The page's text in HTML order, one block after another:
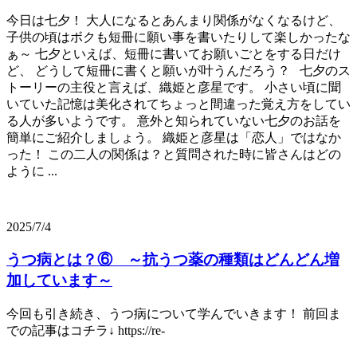
今日は七夕！ 大人になるとあんまり関係がなくなるけど、
子供の頃はボクも短冊に願い事を書いたりして楽しかったな
ぁ～ 七夕といえば、短冊に書いてお願いごとをする日だけ
ど、 どうして短冊に書くと願いが叶うんだろう？ 七夕のス
トーリーの主役と言えば、織姫と彦星です。 小さい頃に聞
いていた記憶は美化されてちょっと間違った覚え方をしてい
る人が多いようです。 意外と知られていない七夕のお話を
簡単にご紹介しましょう。 織姫と彦星は「恋人」ではなか
った！ この二人の関係は？と質問された時に皆さんはどの
ように ...
2025/7/4
うつ病とは？⑥ ～抗うつ薬の種類はどんどん増
加しています～
今回も引き続き、うつ病について学んでいきます！ 前回ま
での記事はコチラ↓ https://re-